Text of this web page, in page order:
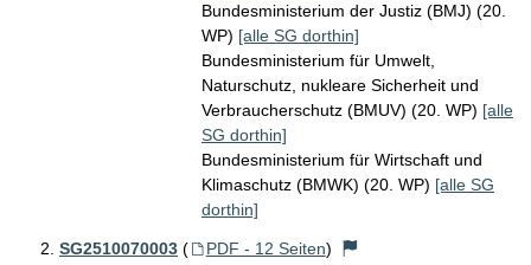
Bundesministerium der Justiz (BMJ) (20.
WP) [alle SG dorthin]
Bundesministerium für Umwelt,
Naturschutz, nukleare Sicherheit und
Verbraucherschutz (BMUV) (20. WP) [alle
SG dorthin]
Bundesministerium für Wirtschaft und
Klimaschutz (BMWK) (20. WP) [alle SG
dorthin]
SG2510070003 ( PDF - 12 Seiten)